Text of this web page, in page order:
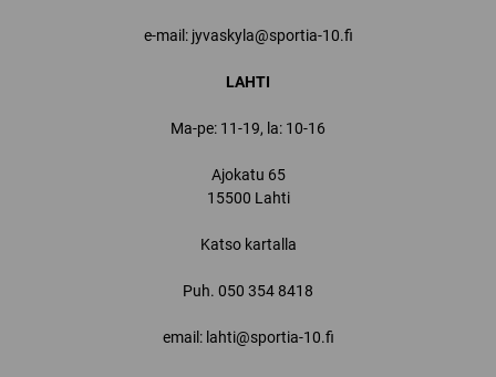
e-mail: jyvaskyla@sportia-10.fi
LAHTI
Ma-pe: 11-19, la: 10-16
Ajokatu 65
15500 Lahti
Katso kartalla
Puh. 050 354 8418
email: lahti@sportia-10.fi